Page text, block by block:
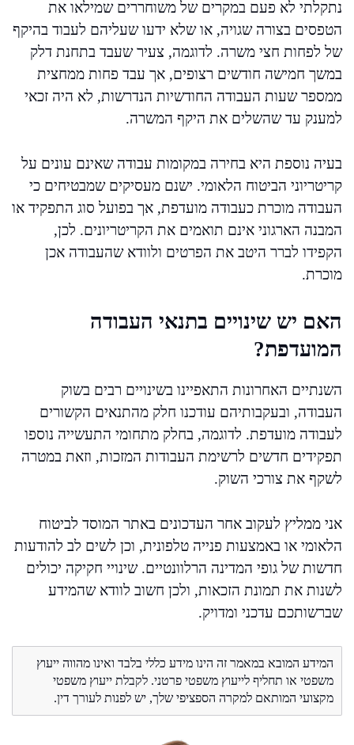
נתקלתי לא פעם במקרים של משוחררים שמילאו את
הטפסים בצורה שגויה, או שלא ידעו שעליהם לעבוד בהיקף
של לפחות חצי משרה. לדוגמה, צעיר שעבד בתחנת דלק
במשך חמישה חודשים רצופים, אך עבד פחות ממחצית
ממספר שעות העבודה החודשיות הנדרשות, לא היה זכאי
למענק עד שהשלים את היקף המשרה.
בעיה נוספת היא בחירה במקומות עבודה שאינם עונים על
קריטריוני הביטוח הלאומי. ישנם מעסיקים שמבטיחים כי
העבודה מוכרת כעבודה מועדפת, אך בפועל סוג התפקיד או
המבנה הארגוני אינם תואמים את הקריטריונים. לכן,
הקפידו לברר היטב את הפרטים ולוודא שהעבודה אכן
מוכרת.
האם יש שינויים בתנאי העבודה
המועדפת?
השנתיים האחרונות התאפיינו בשינויים רבים בשוק
העבודה, ובעקבותיהם עודכנו חלק מהתנאים הקשורים
לעבודה מועדפת. לדוגמה, בחלק מתחומי התעשייה נוספו
תפקידים חדשים לרשימת העבודות המזכות, וזאת במטרה
לשקף את צורכי השוק.
אני ממליץ לעקוב אחר העדכונים באתר המוסד לביטוח
הלאומי או באמצעות פנייה טלפונית, וכן לשים לב להודעות
חדשות של גופי המדינה הרלוונטיים. שינויי חקיקה יכולים
לשנות את תמונת הזכאות, ולכן חשוב לוודא שהמידע
שברשותכם עדכני ומדויק.
המידע המובא במאמר זה הינו מידע כללי בלבד ואינו מהווה ייעוץ
משפטי או תחליף לייעוץ משפטי פרטני. לקבלת ייעוץ משפטי
מקצועי המותאם למקרה הספציפי שלך, יש לפנות לעורך דין.